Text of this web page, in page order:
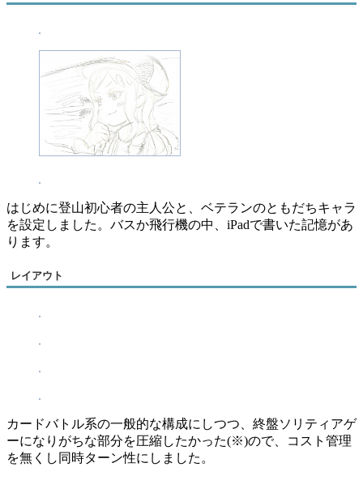
はじめに登山初心者の主人公と、ベテランのともだちキャラ
を設定しました。バスか飛行機の中、iPadで書いた記憶があ
ります。
レイアウト
カードバトル系の一般的な構成にしつつ、終盤ソリティアゲ
ーになりがちな部分を圧縮したかった(※)ので、コスト管理
を無くし同時ターン性にしました。